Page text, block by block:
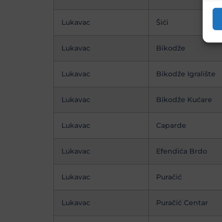
Lukavac Šići
Lukavac Bikodže
Lukavac Bikodže Igralište
Lukavac Bikodže Kućare
Lukavac Caparde
Lukavac Efendića Brdo
Lukavac Puračić
Lukavac Puračić Centar